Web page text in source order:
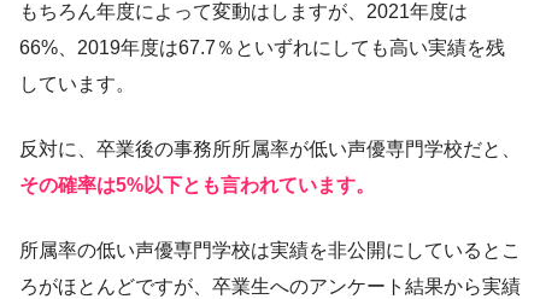
もちろん年度によって変動はしますが、2021年度は
66%、2019年度は67.7％といずれにしても高い実績を残
しています。
反対に、卒業後の事務所所属率が低い声優専門学校だと、
その確率は5%以下とも言われています。
所属率の低い声優専門学校は実績を非公開にしているとこ
ろがほとんどですが、卒業生へのアンケート結果から実績